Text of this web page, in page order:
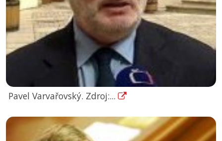
Pavel Varvařovský. Zdroj:...